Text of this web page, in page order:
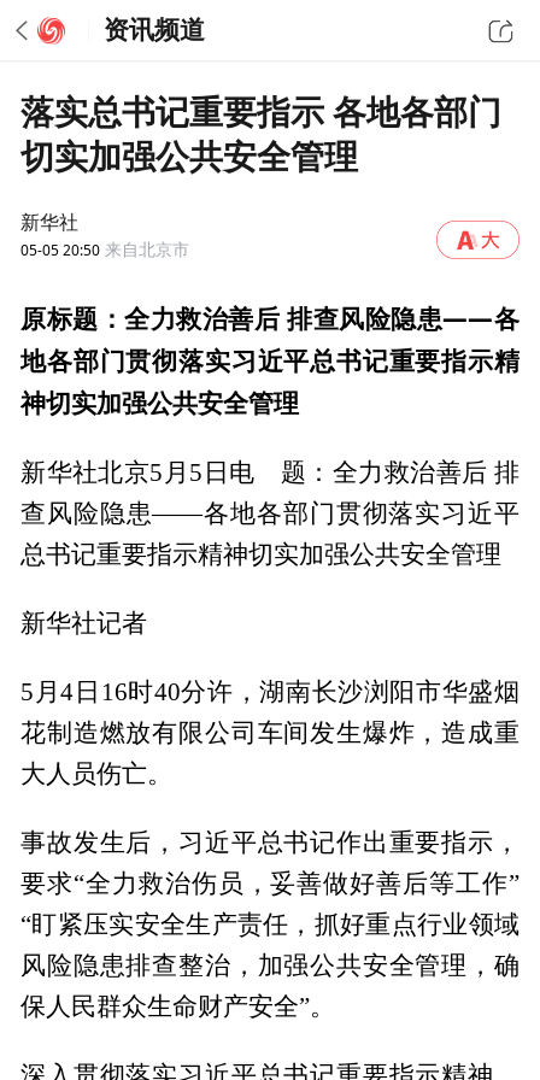
资讯频道
落实总书记重要指示 各地各部门
切实加强公共安全管理
新华社
05-05 20:50 来自北京市
原标题：全力救治善后 排查风险隐患——各
地各部门贯彻落实习近平总书记重要指示精
神切实加强公共安全管理
新华社北京5月5日电 题：全力救治善后 排
查风险隐患——各地各部门贯彻落实习近平
总书记重要指示精神切实加强公共安全管理
新华社记者
5月4日16时40分许，湖南长沙浏阳市华盛烟
花制造燃放有限公司车间发生爆炸，造成重
大人员伤亡。
事故发生后，习近平总书记作出重要指示，
要求“全力救治伤员，妥善做好善后等工作”
“盯紧压实安全生产责任，抓好重点行业领域
风险隐患排查整治，加强公共安全管理，确
保人民群众生命财产安全”。
深入贯彻落实习近平总书记重要指示精神，